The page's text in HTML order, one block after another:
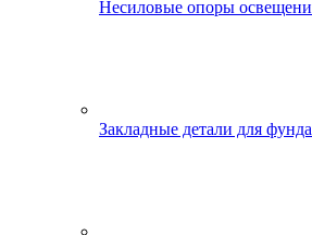
Несиловые опоры
Закладные детали для